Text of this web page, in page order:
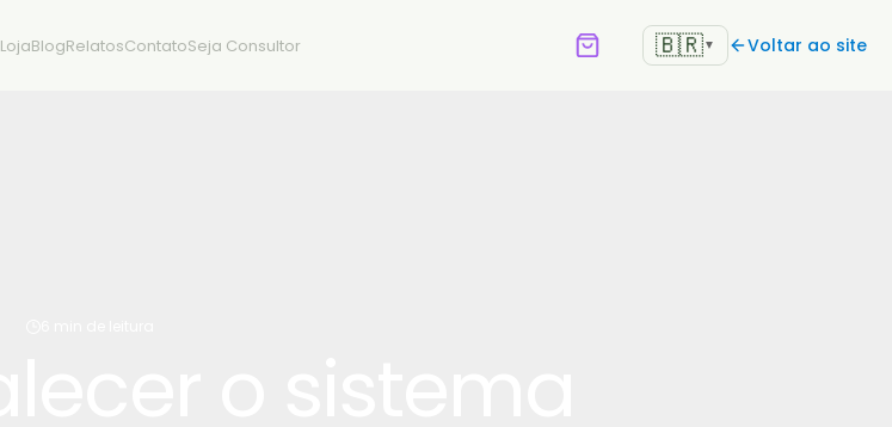
LojaBlogRelatosContatoSeja Consultor 🇧🇷▼ Voltar ao site